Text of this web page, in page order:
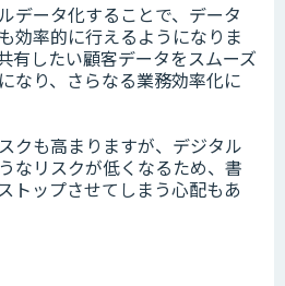
データ化することで、データ
効率的に行えるようになりま
有したい顧客データをスムーズ
なり、さらなる業務効率化に
クも高まりますが、デジタル
なリスクが低くなるため、書
トップさせてしまう心配もあ